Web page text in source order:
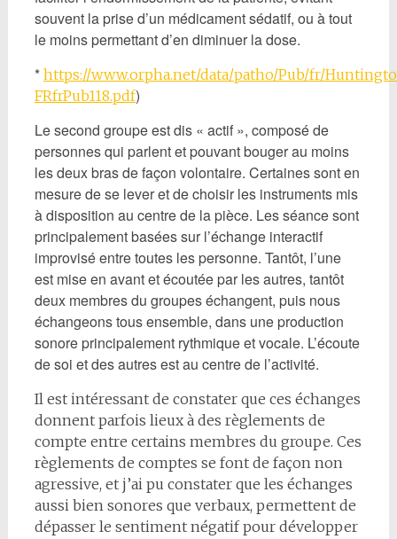
souvent la prise d’un médicament sédatif, ou à tout
le moins permettant d’en diminuer la dose.
* https://www.orpha.net/data/patho/Pub/fr/
FRfrPub118.pdf)
Le second groupe est dis « actif », composé de
personnes qui parlent et pouvant bouger au moins
les deux bras de façon volontaire. Certaines sont en
mesure de se lever et de choisir les instruments mis
à disposition au centre de la pièce. Les séance sont
principalement basées sur l’échange interactif
improvisé entre toutes les personne. Tantôt, l’une
est mise en avant et écoutée par les autres, tantôt
deux membres du groupes échangent, puis nous
échangeons tous ensemble, dans une production
sonore principalement rythmique et vocale. L’écoute
de soi et des autres est au centre de l’activité.
Il est intéressant de constater que ces échanges
donnent parfois lieux à des règlements de
compte entre certains membres du groupe. Ces
règlements de comptes se font de façon non
agressive, et j’ai pu constater que les échanges
aussi bien sonores que verbaux, permettent de
dépasser le sentiment négatif pour développer